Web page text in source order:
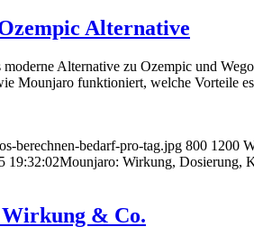
Alternative
Alternative zu Ozempic und
Mounjaro funktioniert, welche Vorteile
berechnen-bedarf-pro-tag.jpg 800 1200
19:32:02Mounjaro: Wirkung, Dosierung,
& Co.